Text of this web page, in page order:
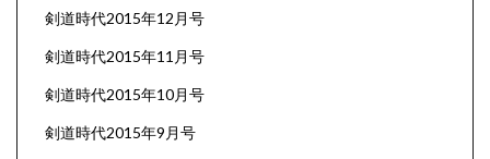
剣道時代2015年12月号
剣道時代2015年11月号
剣道時代2015年10月号
剣道時代2015年9月号